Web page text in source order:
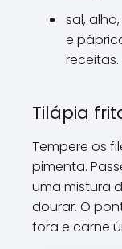
sal,
e
receitas.
Tilápia
Tempere os
pimenta.
uma mistura
dourar. O
fora e carne